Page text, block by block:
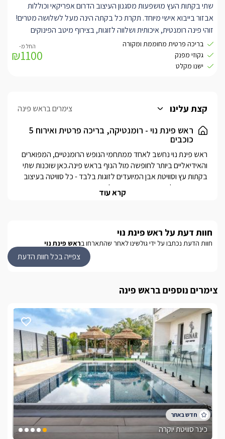
שתי בקתות העץ מושפעות מסגנון העיצוב הדרום אפריקאי וכוללות
אבזור בייבוא אישי מיוחד. תקרת כל בקתה הינה מעל לשלושה מטרים!
זוהי פינה רומנטית, איכותית ושלווה לזוגות, בצירוף מיטב הפינוקים
שיאפשרו זאת. בכל בקתה ישנה מיטת אפיריון מקורית ומזמינה, ממנה
ניתן לצפות בטלוויזיה (LCD 37') עם מיטב הערוצים משידורי הלוויין
(yes). פינת ישיבה בה תוכלו להתחמם מול הקמין המפנק או להתרענן
גולת כותרת משלה – בריכה פרטית משלכם (מחוממת ומקורה בחורף)
ובנוסף מרפסת רומנטית הצופה לנוף, מדשאה ענקית ובה פינת ישיבה
וערסל ופינת ברביקיו לצליית מטעמים.
בריכה פרטית מחוממת ומקורה
גקוזי מפנק
ישנו מקלט
₪1100
קצת עלינו צימרים בראש פינה
ראש פינת נוי - רומנטיקה, בריכה פרטית ואירוח 5
כוכבים
באזור ראש פינה והסביבה. בין היתר תוכלו להנות מטיולי
טרקטורונים, מסלולי טיול מודרכים, רכיבה על סוסים או
בחורף
כל היחידות מציעות לאורחיהן בריכת שחייה מחוממת ומקורה, עיצוב
פנים חמים ומחבק, פינוקים חורפיים וכמובן גישה נוחה אל האתרים
המושלגים שבסביבה. ייתכן גם שלג במתחם עצמו בשיא העונה.
כלול באירוח
לינה + בקבוק יין איכותי, תה/קפה ממבחר טעמים וסוגים, מכונת
חלוקי רחצה מלטפים, נעלי ספא, נרות ריחניים, קטורת, מוצרי
קרא עוד
חוות דעת על ראש פינת נוי
חוות הדעת נכתבו על ידי גולשינו לאחר שהתארחו בראש פינת נוי
צפייה בכל חוות הדעת
צימרים נוספים בראש פינה
כינר סוויטת יוקרה